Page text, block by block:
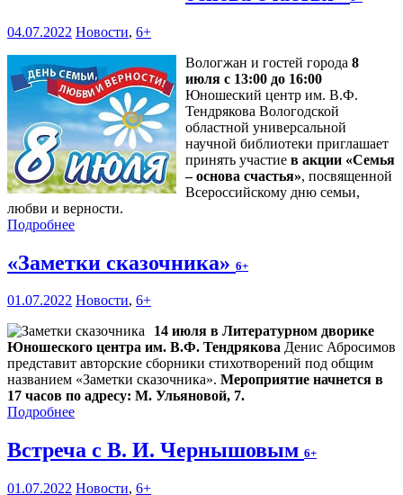
04.07.2022 Новости, 6+
Вологжан и гостей города 8
июля с 13:00 до 16:00
Юношеский центр им. В.Ф.
Тендрякова Вологодской
областной универсальной
научной библиотеки приглашает
принять участие в акции «Семья
– основа счастья», посвященной
Всероссийскому дню семьи,
любви и верности.
Подробнее
«Заметки сказочника» 6+
01.07.2022 Новости, 6+
14 июля в Литературном дворике
Юношеского центра им. В.Ф. Тендрякова Денис Абросимов
представит авторские сборники стихотворений под общим
названием «Заметки сказочника». Мероприятие начнется в
17 часов по адресу: М. Ульяновой, 7.
Подробнее
Встреча с В. И. Чернышовым 6+
01.07.2022 Новости, 6+